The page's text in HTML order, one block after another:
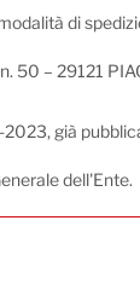
di
50 – 29121
già
dell'Ente.